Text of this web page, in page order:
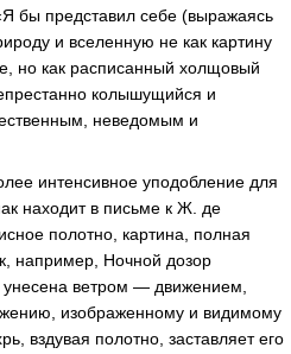
бы представил себе (выражаясь
и вселенную не как картину
но как расписанный холщовый
колышущийся и
неведомым и
интенсивное уподобление для
находит в письме к Ж. де
полотно, картина, полная
например, Ночной дозор
ветром — движением,
изображенному и видимому
вздувая полотно, заставляет его